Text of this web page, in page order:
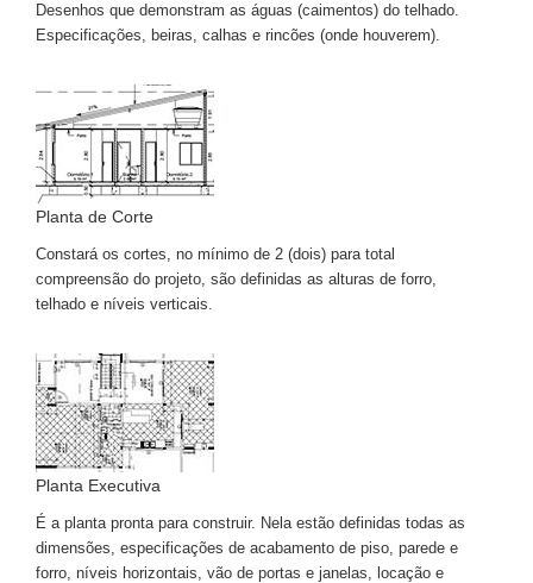
Desenhos que demonstram as águas (caimentos) do telhado.
Especificações, beiras, calhas e rincões (onde houverem).
Planta de Corte
Constará os cortes, no mínimo de 2 (dois) para total
compreensão do projeto, são definidas as alturas de forro,
telhado e níveis verticais.
Planta Executiva
É a planta pronta para construir. Nela estão definidas todas as
dimensões, especificações de acabamento de piso, parede e
forro, níveis horizontais, vão de portas e janelas, locação e